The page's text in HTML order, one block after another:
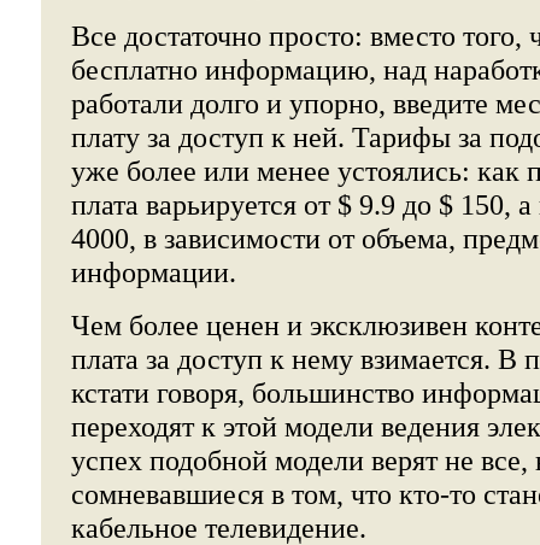
Все достаточно просто: вместо того,
бесплатно информацию, над
работали долго и упорно, введите
плату за доступ к ней. Тарифы за
уже более или менее устоялись: как
плата варьируется от $ 9.9 до $ 150,
4000, в зависимости от объема,
информации.
Чем более ценен и эксклюзивен
плата за доступ к нему взимается. В
кстати говоря, большинство
переходят к этой модели ведения
успех подобной модели верят не
сомневавшиеся в том, что кто-то
кабельное телевидение.